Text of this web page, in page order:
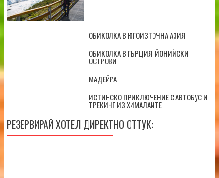
ОБИКОЛКА В ЮГОИЗТОЧНА АЗИЯ
ОБИКОЛКА В ГЪРЦИЯ: ЙОНИЙСКИ
ОСТРОВИ
МАДЕЙРА
ИСТИНСКО ПРИКЛЮЧЕНИЕ С АВТОБУС И
ТРЕКИНГ ИЗ ХИМАЛАИТЕ
РЕЗЕРВИРАЙ ХОТЕЛ ДИРЕКТНО ОТТУК: